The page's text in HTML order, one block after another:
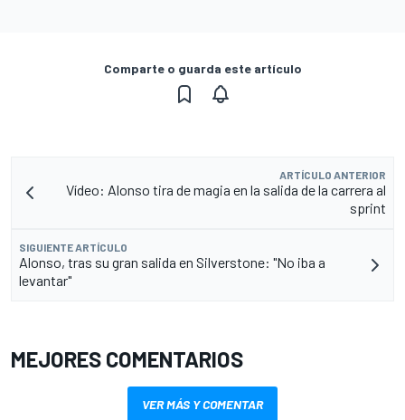
Comparte o guarda este artículo
ARTÍCULO ANTERIOR
Vídeo: Alonso tira de magia en la salida de la carrera al
sprint
SIGUIENTE ARTÍCULO
Alonso, tras su gran salida en Silverstone: "No iba a
levantar"
MEJORES COMENTARIOS
VER MÁS Y COMENTAR